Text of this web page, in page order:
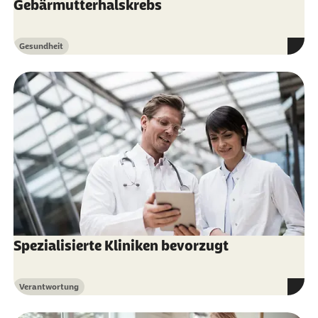
Gebärmutterhalskrebs
Kategorie
Gesundheit
Spezialisierte Kliniken bevorzugt
Kategorie
Verantwortung